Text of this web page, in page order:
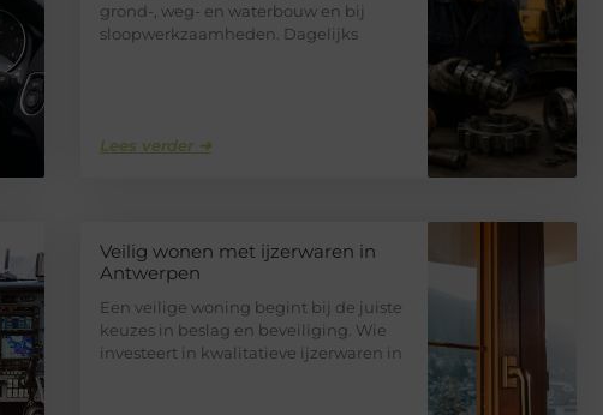
grond-, weg- en waterbouw en bij
sloopwerkzaamheden. Dagelijks
Lees verder ➜
Veilig wonen met ijzerwaren in
Antwerpen
Een veilige woning begint bij de juiste
keuzes in beslag en beveiliging. Wie
investeert in kwalitatieve ijzerwaren in